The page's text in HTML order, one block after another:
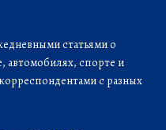
статьями о
автомобилях, спорте и
с разных